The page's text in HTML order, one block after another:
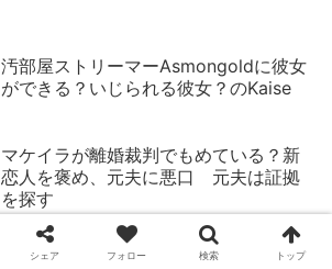
汚部屋ストリーマーAsmongoldに彼女
ができる？いじられる彼女？のKaise
マケイラが離婚裁判でもめている？新
恋人を褒め、元夫に悪口 元夫は証拠
を探す
シェア フォロー 検索 トップ